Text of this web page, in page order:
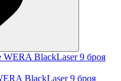
BlackLaser 9 броя